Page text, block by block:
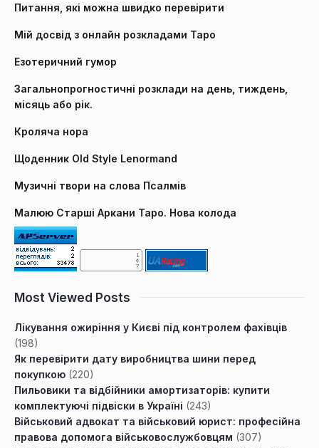
Питання, які можна швидко перевірити
Мій досвід з онлайн розкладами Таро
Езотеричний гумор
Загальнопрогностичні розклади на день, тиждень,
місяць або рік.
Кроляча нора
Щоденник Old Style Lenormand
Музичні твори на слова Псалмів
Малюю Старші Аркани Таро. Нова колода
Most Viewed Posts
Лікування ожиріння у Києві під контролем фахівців
(198)
Як перевірити дату виробництва шини перед
покупкою (220)
Пильовики та відбійники амортизаторів: купити
комплектуючі підвіски в Україні (243)
Військовий адвокат та військовий юрист: професійна
правова допомога військовослужбовцям (307)